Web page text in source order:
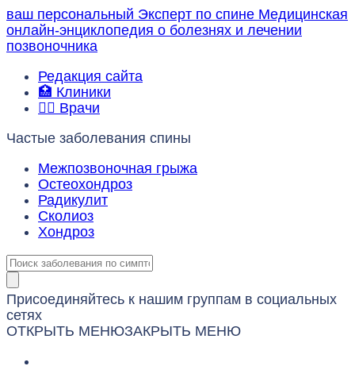
ваш персональный Эксперт по спине Медицинская
онлайн-энциклопедия о болезнях и лечении
позвоночника
Редакция сайта
🏥 Клиники
👨‍⚕️ Врачи
Частые заболевания спины
Межпозвоночная грыжа
Остеохондроз
Радикулит
Сколиоз
Хондроз
Присоединяйтесь к нашим группам в социальных
сетях
ОТКРЫТЬ МЕНЮЗАКРЫТЬ МЕНЮ